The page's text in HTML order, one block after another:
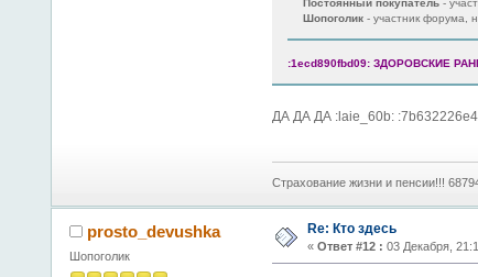
Постоянный покупатель -
Шопоголик- участник форума,
:1ecd890fbd09: ЗДОРОВСКИЕ
ДА ДА ДА :laie_60b:
Страхование жизни и пенсии!!!
prosto_devushka
Шопоголик
Re: Кто здесь
« Ответ #12 : 03 Декабря,